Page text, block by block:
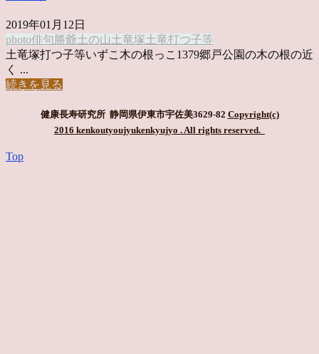
2019年01月12日
photo俳句 勝爺土の山 土竜塚土竜打つ子等
土竜塚打つ子等いずこ木の根っこ1379郷戸公園の木の根の近
く ...
続きを見る
健康長寿研究所 静岡県伊東市宇佐美3629-82 Copyright(c)
2016 kenkoutyoujyukenkyujyo . All rights reserved.
Top